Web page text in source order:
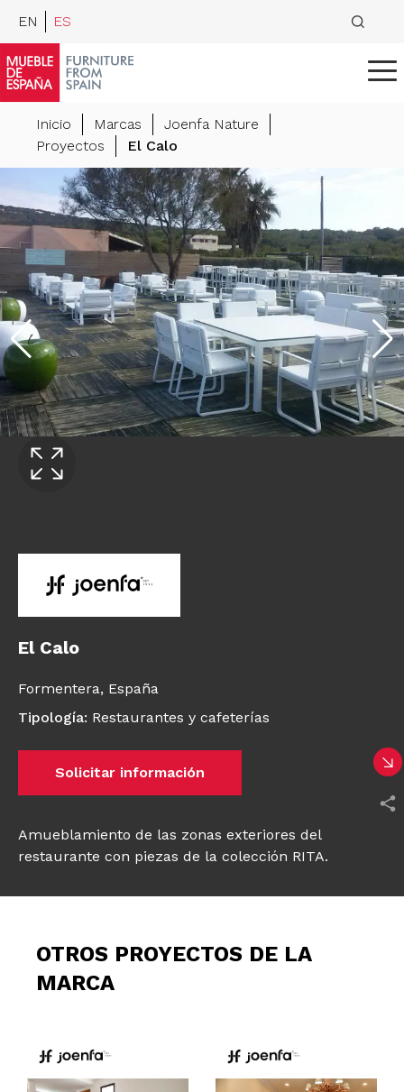
EN ES
Inicio Marcas
Joenfa Nature
Proyectos
El Calo
El Calo
Formentera, España
Tipología: Restaurantes y cafeterías
Solicitar información
Amueblamiento de las zonas exteriores del
restaurante con piezas de la colección RITA.
OTROS PROYECTOS DE LA
MARCA